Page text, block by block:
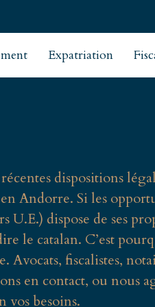
Expatriation
dispositions
Andorre. Si les
U.E.) dispose de ses
le catalan. C’est
fiscalistes,
en contact, ou nous
besoins.